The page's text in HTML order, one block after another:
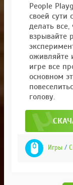
People
своей сути
делать все,
взрывайте
оживляйте
игре все
основном
голову.
Игры /